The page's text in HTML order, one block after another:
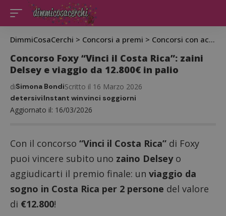
DimmiCosaCerchi > Concorsi a premi > Concorsi con acquisto
Concorso Foxy “Vinci il Costa Rica”: zaini
Delsey e viaggio da 12.800€ in palio
Aggiornato il: 16/03/2026
diSimona BondiScritto il 16 Marzo 2026
detersiviInstant winvinci soggiorni
Con il concorso “Vinci il Costa Rica” di Foxy
puoi vincere subito uno zaino Delseyo
aggiudicarti il premio finale: un viaggio da
sogno in Costa Rica per 2 persone del valore
di €12.800!